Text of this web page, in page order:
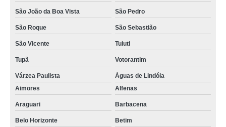
São João da Boa Vista São Pedro
São Roque São Sebastião
São Vicente Tuiuti
Tupã Votorantim
Várzea Paulista
Águas de Lindóia
Aimores
Alfenas
Araguari Barbacena
Belo Horizonte Betim